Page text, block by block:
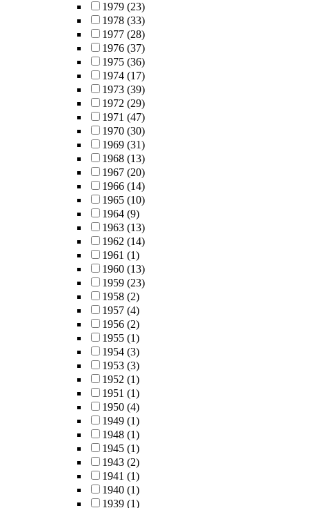
1979 (23)
1978 (33)
1977 (28)
1976 (37)
1975 (36)
1974 (17)
1973 (39)
1972 (29)
1971 (47)
1970 (30)
1969 (31)
1968 (13)
1967 (20)
1966 (14)
1965 (10)
1964 (9)
1963 (13)
1962 (14)
1961 (1)
1960 (13)
1959 (23)
1958 (2)
1957 (4)
1956 (2)
1955 (1)
1954 (3)
1953 (3)
1952 (1)
1951 (1)
1950 (4)
1949 (1)
1948 (1)
1945 (1)
1943 (2)
1941 (1)
1940 (1)
1939 (1)